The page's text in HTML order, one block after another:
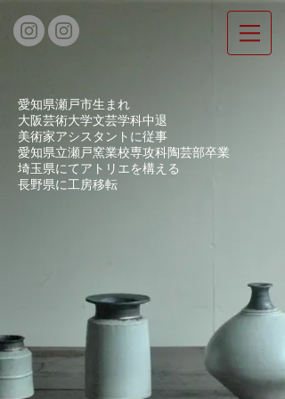
愛知県瀬戸市生まれ
大阪芸術大学文芸学科中退
美術家アシスタントに従事
愛知県立瀬戸窯業校専攻科陶芸部卒業
埼玉県にてアトリエを構える
長野県に工房移転